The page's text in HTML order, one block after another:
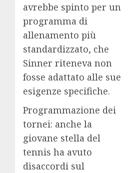
avrebbe spinto per un
programma di
allenamento più
standardizzato, che
Sinner riteneva non
fosse adattato alle sue
esigenze specifiche.
Programmazione dei
tornei: anche la
giovane stella del
tennis ha avuto
disaccordi sul